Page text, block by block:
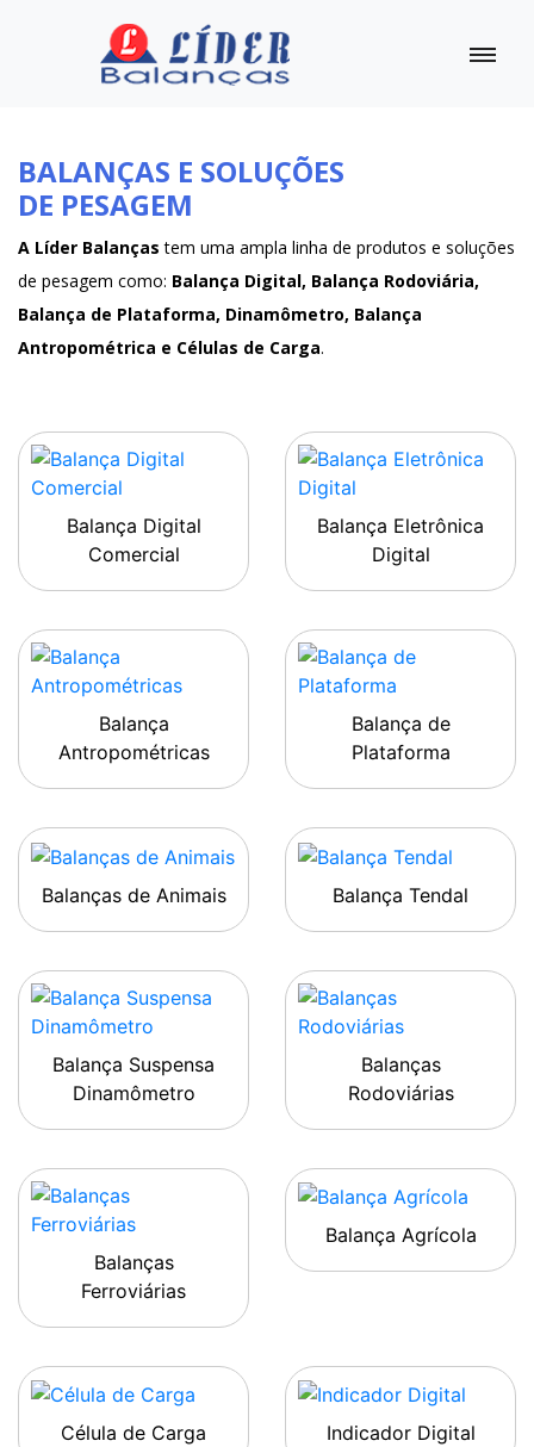
BALANÇAS E SOLUÇÕES
DE PESAGEM
A Líder Balanças tem uma ampla linha de produtos e soluções
de pesagem como: Balança Digital, Balança Rodoviária,
Balança de Plataforma, Dinamômetro, Balança
Antropométrica e Células de Carga.
Balança Digital
Comercial
Balança Eletrônica
Digital
Balança
Antropométricas
Balança de
Plataforma
Balanças de Animais Balança Tendal
Balança Suspensa
Dinamômetro
Balanças
Rodoviárias
Balanças
Ferroviárias
Balança Agrícola
Célula de Carga Indicador Digital